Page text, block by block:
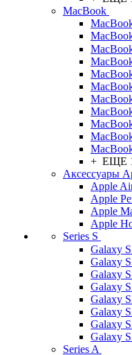
MacBook
+ ЕЩЕ
Аксессуары
Apple
Apple
Apple
Apple
Series S
Galaxy
Galaxy
Galaxy
Galaxy
Galaxy
Galaxy
Galaxy
Galaxy
Series A